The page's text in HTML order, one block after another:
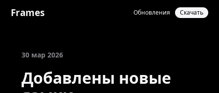
Frames Обновления Скачать
30 мар 2026
Добавлены новые